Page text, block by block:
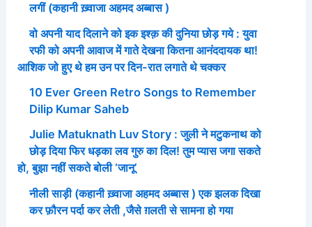
लगीं (कहानी ख़्वाजा अहमद अब्बास )
वो अपनी याद दिलाने को इक इश्क़ की दुनिया छोड़ गये : युवा
रफी को अपनी आवाज में गाते देखना कितना आनंददायक था!
आशिक जो हुए थे हम उन पर दिन-रात लगाते थे चक्कर
10 Ever Green Retro Songs to Remember
Dilip Kumar Saheb
Julie Matuknath Luv Story : जुली ने मटुकनाथ को
छोड़ दिया फिर धड़का लव गुरु का दिल! तुम प्यास जगा सकते
हो, बुझा नहीं सकते बोली ‘जानू’
नीली साड़ी (कहानी ख़्वाजा अहमद अब्बास ) एक झलक दिखा
कर फ़ौरन पर्दा कर लेती ,जैसे ग़लती से सामना हो गया